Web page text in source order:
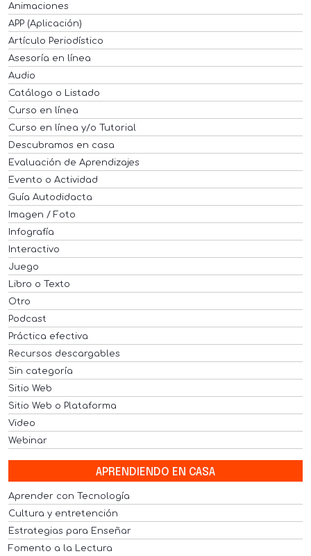
Animaciones
APP (Aplicación)
Artículo Periodístico
Asesoría en línea
Audio
Catálogo o Listado
Curso en línea
Curso en línea y/o Tutorial
Descubramos en casa
Evaluación de Aprendizajes
Evento o Actividad
Guía Autodidacta
Imagen / Foto
Infografía
Interactivo
Juego
Libro o Texto
Otro
Podcast
Práctica efectiva
Recursos descargables
Sin categoría
Sitio Web
Sitio Web o Plataforma
Video
Webinar
APRENDIENDO EN CASA
Aprender con Tecnología
Cultura y entretención
Estrategias para Enseñar
Fomento a la Lectura